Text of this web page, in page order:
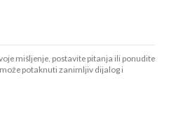
mišljenje, postavite pitanja ili ponudite
potaknuti zanimljiv dijalog i